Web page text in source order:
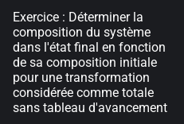
Exercice : Déterminer la
composition du système
dans l'état final en fonction
de sa composition initiale
pour une transformation
considérée comme totale
sans tableau d'avancement